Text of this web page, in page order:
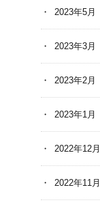
2023年5月
2023年3月
2023年2月
2023年1月
2022年12月
2022年11月